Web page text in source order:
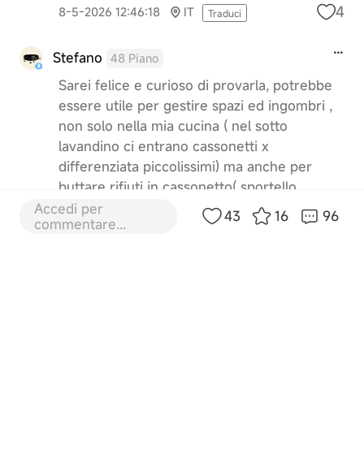
8-5-2026 12:46:18 IT Traduci 4
Stefano 48 Piano
Sarei felice e curioso di provarla, potrebbe
essere utile per gestire spazi ed ingombri ,
non solo nella mia cucina ( nel sotto
lavandino ci entrano cassonetti x
differenziata piccolissimi) ma anche per
buttare rifiuti in cassonetto( sportello
piccolo). La cosa bella è che ha un design
molto pulito ed elegante e può essere
Accedi per
commentare...
43 16 96